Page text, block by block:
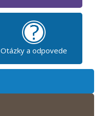
Otázky a odpovede